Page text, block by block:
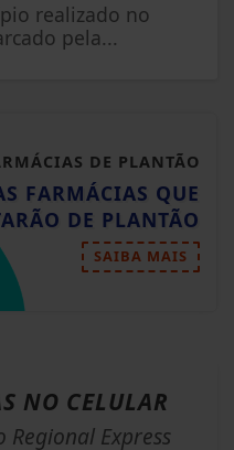
realizado no
pela...
DE PLANTÃO
FARMÁCIAS QUE
DE PLANTÃO
SAIBA MAIS
NO CELULAR
Regional Express